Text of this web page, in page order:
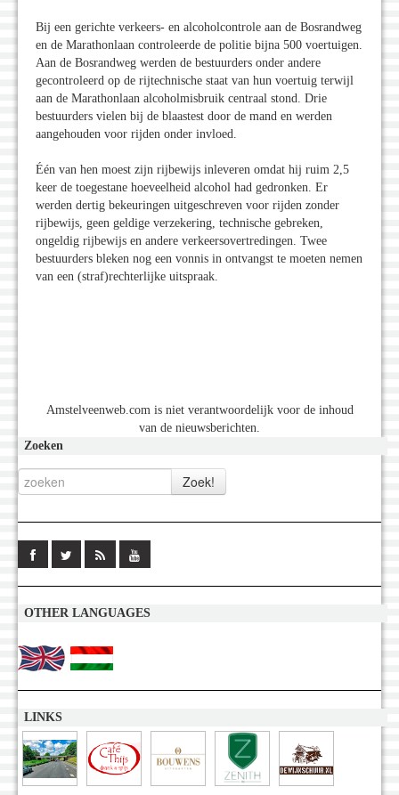
Bij een gerichte verkeers- en alcoholcontrole aan de Bosrandweg
en de Marathonlaan controleerde de politie bijna 500 voertuigen.
Aan de Bosrandweg werden de bestuurders onder andere
gecontroleerd op de rijtechnische staat van hun voertuig terwijl
aan de Marathonlaan alcoholmisbruik centraal stond. Drie
bestuurders vielen bij de blaastest door de mand en werden
aangehouden voor rijden onder invloed.
Één van hen moest zijn rijbewijs inleveren omdat hij ruim 2,5
keer de toegestane hoeveelheid alcohol had gedronken. Er
werden dertig bekeuringen uitgeschreven voor rijden zonder
rijbewijs, geen geldige verzekering, technische gebreken,
ongeldig rijbewijs en andere verkeersovertredingen. Twee
bestuurders bleken nog een vonnis in ontvangst te moeten nemen
van een (straf)rechterlijke uitspraak.
Amstelveenweb.com is niet verantwoordelijk voor de inhoud
van de nieuwsberichten.
Zoeken
OTHER LANGUAGES
LINKS